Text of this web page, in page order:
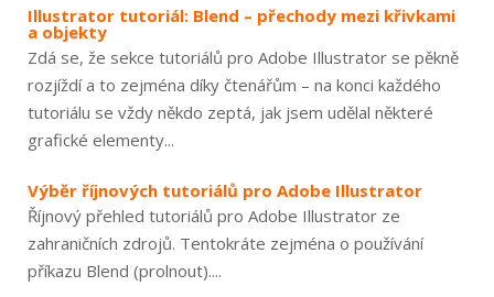
Illustrator tutoriál: Blend – přechody mezi křivkami
a objekty
Zdá se, že sekce tutoriálů pro Adobe Illustrator se pěkně
rozjíždí a to zejména díky čtenářům – na konci každého
tutoriálu se vždy někdo zeptá, jak jsem udělal některé
grafické elementy...
Výběr říjnových tutoriálů pro Adobe Illustrator
Říjnový přehled tutoriálů pro Adobe Illustrator ze
zahraničních zdrojů. Tentokráte zejména o používání
příkazu Blend (prolnout)....